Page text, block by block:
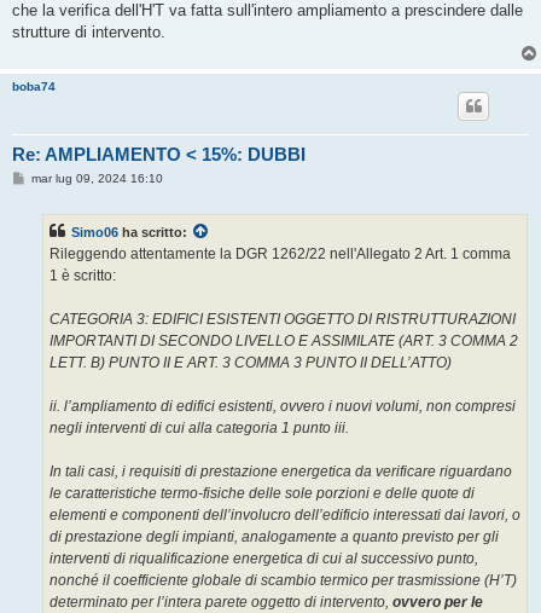
che la verifica dell'H'T va fatta sull'intero ampliamento a prescindere dalle
strutture di intervento.
boba74
Re: AMPLIAMENTO < 15%: DUBBI
Mmar lug 09, 2024 16:10
Simo06 ha scritto:
Rileggendo attentamente la DGR 1262/22 nell'Allegato 2 Art. 1 comma
1 è scritto:
CATEGORIA 3: EDIFICI ESISTENTI OGGETTO DI RISTRUTTURAZIONI
IMPORTANTI DI SECONDO LIVELLO E ASSIMILATE (ART. 3 COMMA 2
LETT. B) PUNTO II E ART. 3 COMMA 3 PUNTO II DELL’ATTO)
ii. l’ampliamento di edifici esistenti, ovvero i nuovi volumi, non compresi
negli interventi di cui alla categoria 1 punto iii.
In tali casi, i requisiti di prestazione energetica da verificare riguardano
le caratteristiche termo-fisiche delle sole porzioni e delle quote di
elementi e componenti dell’involucro dell’edificio interessati dai lavori, o
di prestazione degli impianti, analogamente a quanto previsto per gli
interventi di riqualificazione energetica di cui al successivo punto,
nonché il coefficiente globale di scambio termico per trasmissione (H’T)
determinato per l’intera parete oggetto di intervento, ovvero per le